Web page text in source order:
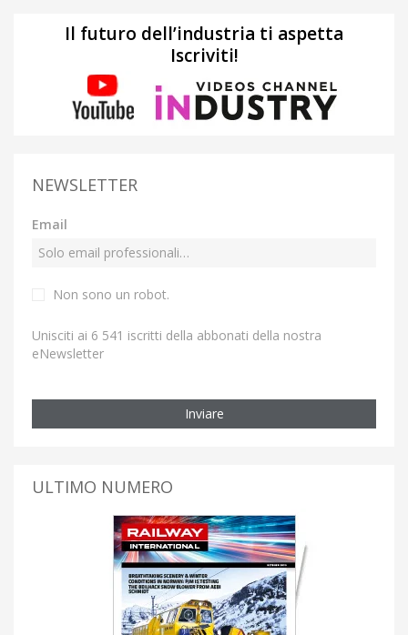
Il futuro dell’industria ti aspetta
Iscriviti!
NEWSLETTER
Email
Non sono un robot.
Unisciti ai 6 541 iscritti della abbonati della nostra
eNewsletter
Inviare
ULTIMO NUMERO